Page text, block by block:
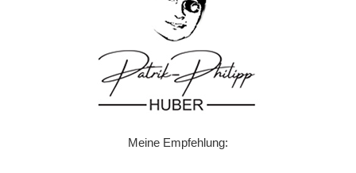
Meine Empfehlung: